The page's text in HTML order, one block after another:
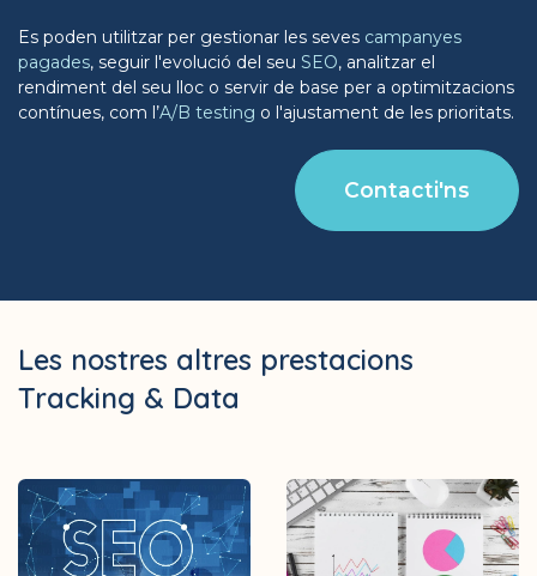
Es poden utilitzar per gestionar les seves campanyes
pagades, seguir l'evolució del seu SEO, analitzar el
rendiment del seu lloc o servir de base per a optimitzacions
contínues, com l’A/B testing o l'ajustament de les prioritats.
Contacti'ns
Les nostres altres prestacions
Tracking & Data